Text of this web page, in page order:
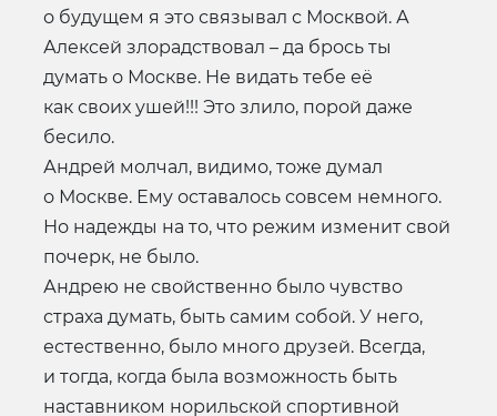
о будущем я это связывал с Москвой. А
Алексей злорадствовал – да брось ты
думать о Москве. Не видать тебе её
как своих ушей!!! Это злило, порой даже
бесило.
Андрей молчал, видимо, тоже думал
о Москве. Ему оставалось совсем немного.
Но надежды на то, что режим изменит свой
почерк, не было.
Андрею не свойственно было чувство
страха думать, быть самим собой. У него,
естественно, было много друзей. Всегда,
и тогда, когда была возможность быть
наставником норильской спортивной